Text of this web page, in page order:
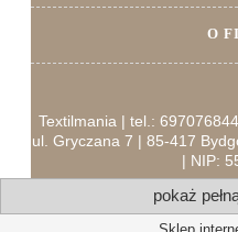
O
Textilmania | tel.:
ul. Gryczana 7 | 85-417
| NIP:
pokaż